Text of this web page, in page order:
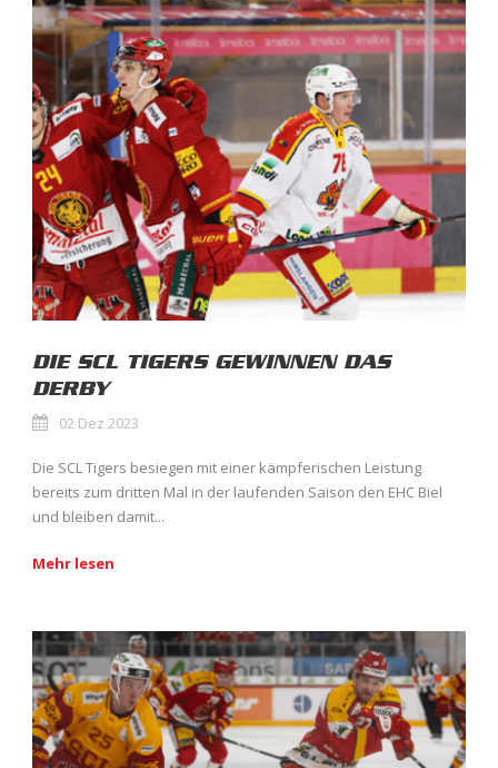
DIE SCL TIGERS GEWINNEN DAS
DERBY
02 Dez 2023
Die SCL Tigers besiegen mit einer kämpferischen Leistung
bereits zum dritten Mal in der laufenden Saison den EHC Biel
und bleiben damit...
Mehr lesen